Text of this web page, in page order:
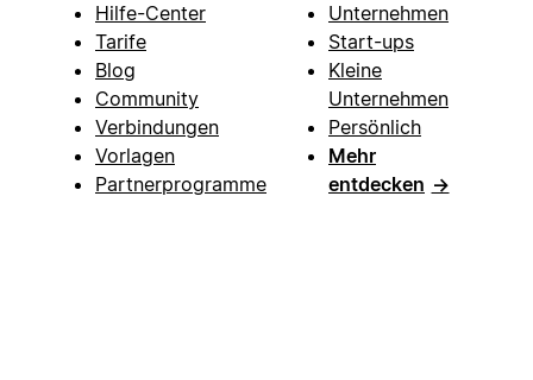
Hilfe-Center
Tarife
Blog
Community
Verbindungen
Vorlagen
Partnerprogramme
Unternehmen
Start-ups
Kleine
Unternehmen
Persönlich
Mehr
entdecken →